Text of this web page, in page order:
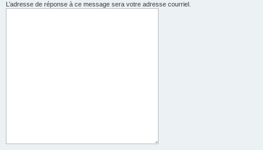
L’adresse de réponse à ce message sera votre adresse courriel.